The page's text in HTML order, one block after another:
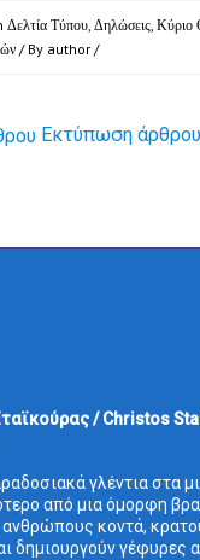
Δελτία Τύπου, Δηλώσεις, Κύριο
/ By author /
Εκτύπωση άρθρου
/ Christos
γλέντια στα
από μια όμορφη
κοντά,
δημιουργούν γέφυρες